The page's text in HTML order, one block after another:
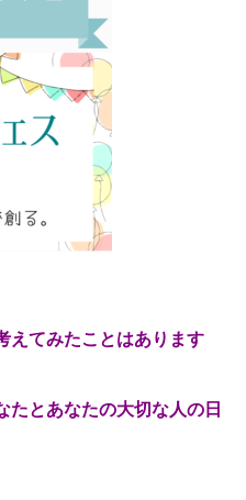
えてみたことはあります
たとあなたの大切な人の日